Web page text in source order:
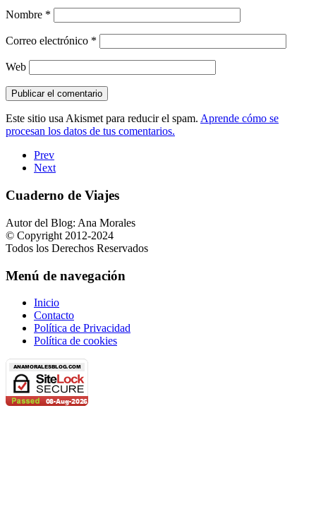
Nombre *
Correo electrónico *
Web
Este sitio usa Akismet para reducir el spam. Aprende cómo se
procesan los datos de tus comentarios.
Prev
Next
Cuaderno de Viajes
Autor del Blog: Ana Morales
© Copyright 2012-2024
Todos los Derechos Reservados
Menú de navegación
Inicio
Contacto
Política de Privacidad
Política de cookies